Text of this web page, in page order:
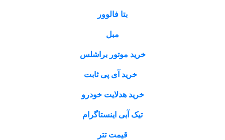
بتا فالوور
خرید موتور براشلس
خرید آی پی ثابت
خرید هدلایت خودرو
تیک آبی اینستاگرام
قیمت تتر